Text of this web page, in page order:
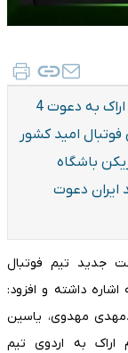
مدیرعامل باشگاه فرهنگی ورزشی آلومینیوم اراک به دعوت 4
فوتبال امید کشور
کرده و در این خصوص گفت: 4 بازیکن باشگاه
ایران دعوت
جدید تیم فوتبال
اشاره داشته و افزود:
مهدوی، یاسین
اراک به اردوی تیم